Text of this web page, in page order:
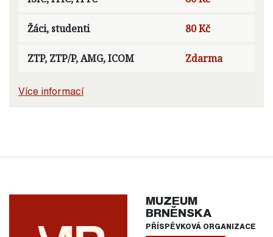
Žáci, studenti 80 Kč
ZTP, ZTP/P, AMG, ICOM Zdarma
Více informací
MUZEUM
BRNĚNSKA
PŘÍSPĚVKOVÁ ORGANIZACE